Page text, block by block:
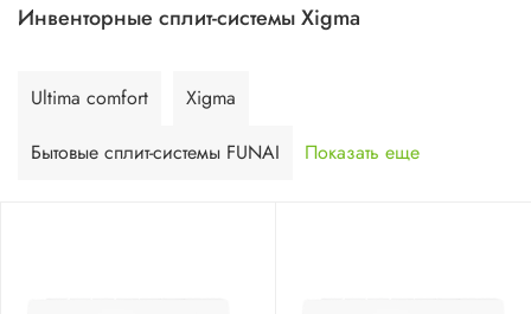
Инвенторные сплит-системы Xigma
Ultima comfort
Xigma
Бытовые сплит-системы FUNAI
Показать еще